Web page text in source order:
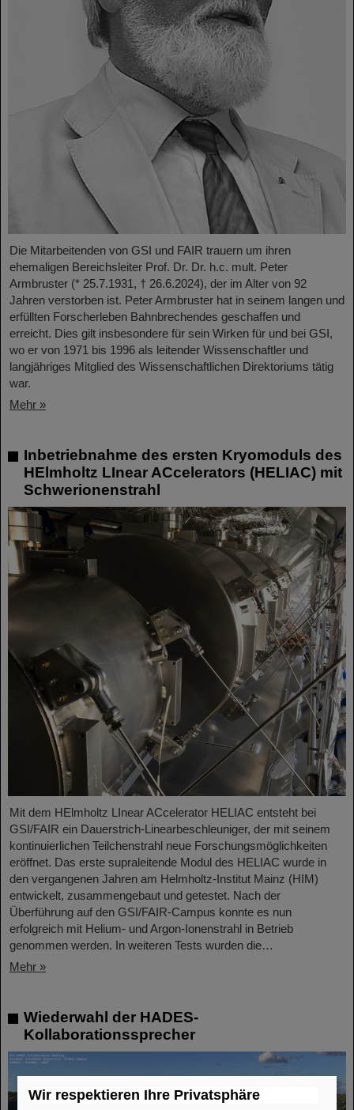
Die Mitarbeitenden von GSI und FAIR trauern um ihren
ehemaligen Bereichsleiter Prof. Dr. Dr. h.c. mult. Peter
Armbruster (* 25.7.1931, † 26.6.2024), der im Alter von 92
Jahren verstorben ist. Peter Armbruster hat in seinem langen und
erfüllten Forscherleben Bahnbrechendes geschaffen und
erreicht. Dies gilt insbesondere für sein Wirken für und bei GSI,
wo er von 1971 bis 1996 als leitender Wissenschaftler und
langjähriges Mitglied des Wissenschaftlichen Direktoriums tätig
war.
Mehr »
Inbetriebnahme des ersten Kryomoduls des
HElmholtz LInear ACcelerators (HELIAC) mit
Schwerionenstrahl
Mit dem HElmholtz LInear ACcelerator HELIAC entsteht bei
GSI/FAIR ein Dauerstrich-Linearbeschleuniger, der mit seinem
kontinuierlichen Teilchenstrahl neue Forschungsmöglichkeiten
eröffnet. Das erste supraleitende Modul des HELIAC wurde in
den vergangenen Jahren am Helmholtz-Institut Mainz (HIM)
entwickelt, zusammengebaut und getestet. Nach der
Überführung auf den GSI/FAIR-Campus konnte es nun
erfolgreich mit Helium- und Argon-Ionenstrahl in Betrieb
genommen werden. In weiteren Tests wurden die…
Mehr »
Wiederwahl der HADES-
Kollaborationssprecher
Wir respektieren Ihre Privatsphäre